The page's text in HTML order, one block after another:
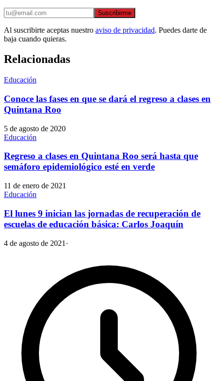
Suscribirme
Al suscribirte aceptas nuestro aviso de privacidad. Puedes darte de
baja cuando quieras.
Relacionadas
Educación
Conoce las fases en que se dará el regreso a clases en
Quintana Roo
5 de agosto de 2020
Educación
Regreso a clases en Quintana Roo será hasta que
semáforo epidemiológico esté en verde
11 de enero de 2021
Educación
El lunes 9 inician las jornadas de recuperación de
escuelas de educación básica: Carlos Joaquín
4 de agosto de 2021 ·